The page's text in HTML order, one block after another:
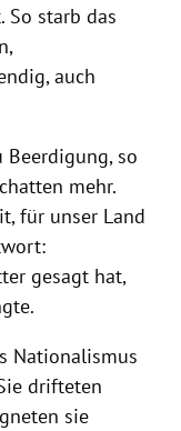
starb das
auch
so
mehr.
für unser Land
gesagt hat,
Nationalismus
drifteten
sie